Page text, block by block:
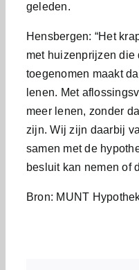
geleden.
Hensbergen: “Het
met huizenprijzen
toegenomen maakt
lenen. Met
meer lenen, zonder
zijn. Wij zijn daarbij
samen met de
besluit kan nemen of
Bron: MUNT